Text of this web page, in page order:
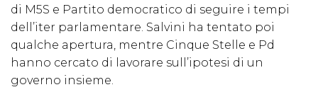
di M5S e Partito democratico di seguire i tempi
dell’iter parlamentare. Salvini ha tentato poi
qualche apertura, mentre Cinque Stelle e Pd
hanno cercato di lavorare sull’ipotesi di un
governo insieme.